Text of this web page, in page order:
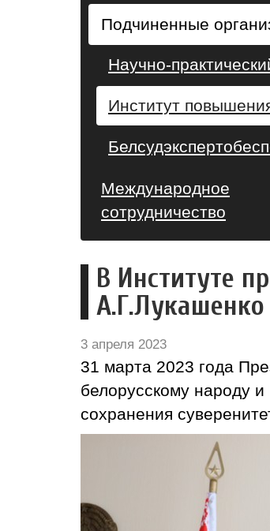
Подчиненные
Научно-
Институт
Международное
сотрудничество
В Институте
3 апреля 2023
31 марта 2023 года
белорусскому народу
сохранения